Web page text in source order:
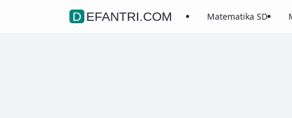
DEFANTRI.COM Matematika SD